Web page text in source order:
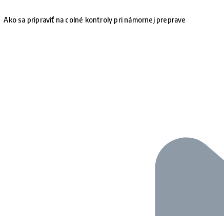
Ako sa pripraviť na colné kontroly pri námornej preprave